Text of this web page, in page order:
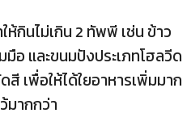
ห้กินไม่เกิน 2 ทัพพี เช่น ข้าว
อ และขนมปังประเภทโฮลวีด
สี เพื่อให้ได้ใยอาหารเพิ่มมาก
มากกว่า